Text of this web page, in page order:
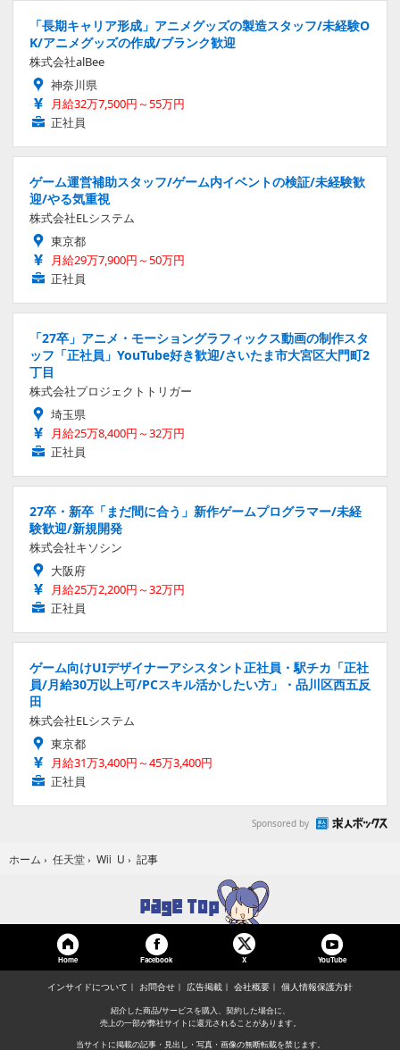
「長期キャリア形成」アニメグッズの製造スタッフ/未経験O
K/アニメグッズの作成/ブランク歓迎
株式会社alBee
神奈川県
月給32万7,500円～55万円
正社員
ゲーム運営補助スタッフ/ゲーム内イベントの検証/未経験歓
迎/やる気重視
株式会社ELシステム
東京都
月給29万7,900円～50万円
正社員
「27卒」アニメ・モーショングラフィックス動画の制作スタ
ッフ「正社員」YouTube好き歓迎/さいたま市大宮区大門町2
丁目
株式会社プロジェクトトリガー
埼玉県
月給25万8,400円～32万円
正社員
27卒・新卒「まだ間に合う」新作ゲームプログラマー/未経
験歓迎/新規開発
株式会社キソシン
大阪府
月給25万2,200円～32万円
正社員
ゲーム向けUIデザイナーアシスタント正社員・駅チカ「正社
員/月給30万以上可/PCスキル活かしたい方」・品川区西五反
田
株式会社ELシステム
東京都
月給31万3,400円～45万3,400円
正社員
Sponsored by
ホーム › 任天堂 › Wii U › 記事
Home Facebook X YouTube
インサイドについて お問合せ 広告掲載 会社概要 個人情報保護方針
紹介した商品/サービスを購入、契約した場合に、
売上の一部が弊社サイトに還元されることがあります。
当サイトに掲載の記事・見出し・写真・画像の無断転載を禁じます。